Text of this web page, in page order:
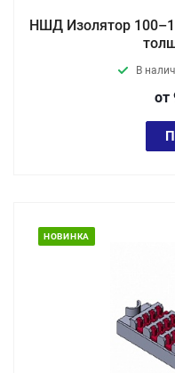
НШД Изолятор
В
от
НОВИНКА